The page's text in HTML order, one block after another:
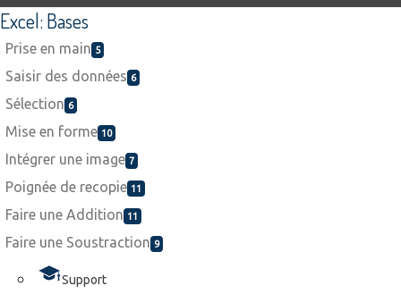
Excel: Bases
Prise en main 5
Saisir des données 6
Sélection 6
Mise en forme 10
Intégrer une image 7
Poignée de recopie 11
Faire une Addition 11
Faire une Soustraction 9
Support